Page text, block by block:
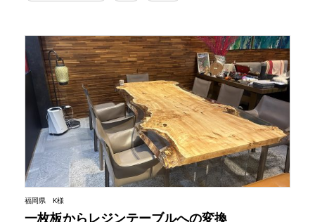
福岡県 K様
一枚板からレジンテーブルへの変換